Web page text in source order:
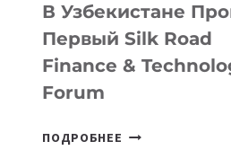
В Узбекистане
Первый Silk Road
Finance &
Forum
ПОДРОБНЕЕ